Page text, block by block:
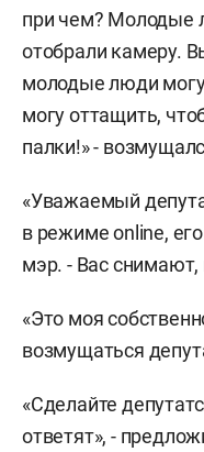
при чем? Молодые
отобрали камеру.
молодые люди
могу оттащить,
палки!» -
«Уважаемый
в режиме online,
мэр. - Вас
«Это моя
возмущаться
«Сделайте
ответят», -